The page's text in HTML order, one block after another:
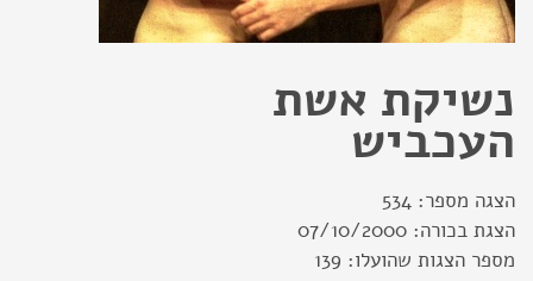
נשיקת אשת
העכביש
הצגה מספר: 534
הצגת בכורה: 07/10/2000
מספר הצגות שהועלו: 139